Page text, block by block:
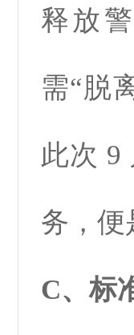
释放
需“脱
此次 9
务，便
C、标